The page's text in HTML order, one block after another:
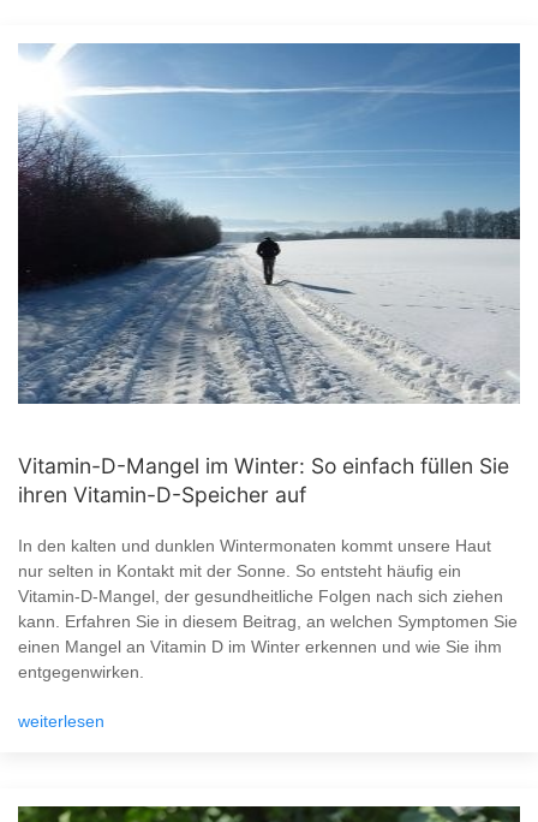
Vitamin-D-Mangel im Winter: So einfach füllen Sie
ihren Vitamin-D-Speicher auf
In den kalten und dunklen Wintermonaten kommt unsere Haut
nur selten in Kontakt mit der Sonne. So entsteht häufig ein
Vitamin-D-Mangel, der gesundheitliche Folgen nach sich ziehen
kann. Erfahren Sie in diesem Beitrag, an welchen Symptomen Sie
einen Mangel an Vitamin D im Winter erkennen und wie Sie ihm
entgegenwirken.
weiterlesen